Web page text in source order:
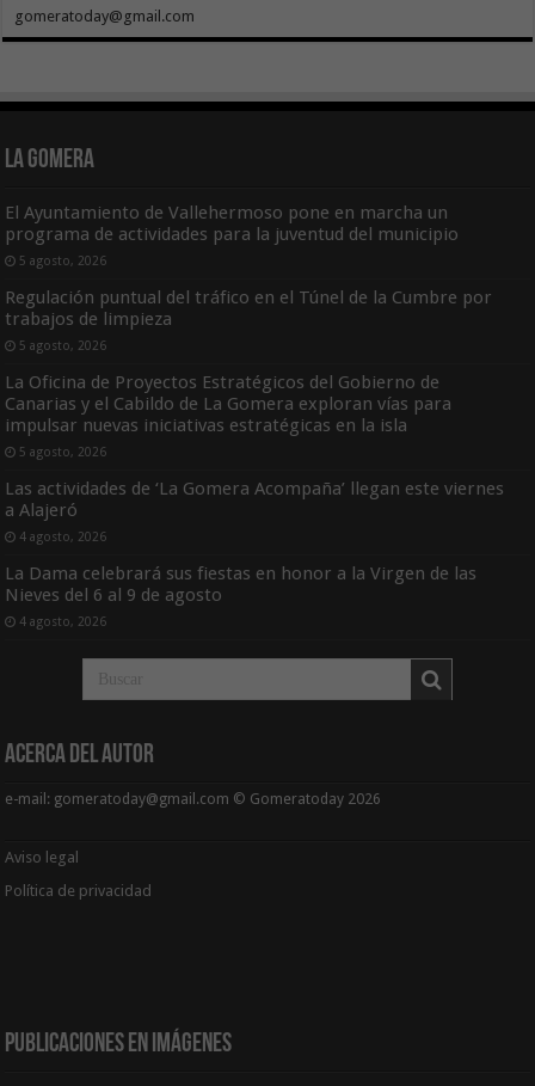
gomeratoday@gmail.com
La Gomera
El Ayuntamiento de Vallehermoso pone en marcha un
programa de actividades para la juventud del municipio
5 agosto, 2026
Regulación puntual del tráfico en el Túnel de la Cumbre por
trabajos de limpieza
5 agosto, 2026
La Oficina de Proyectos Estratégicos del Gobierno de
Canarias y el Cabildo de La Gomera exploran vías para
impulsar nuevas iniciativas estratégicas en la isla
5 agosto, 2026
Las actividades de ‘La Gomera Acompaña’ llegan este viernes
a Alajeró
4 agosto, 2026
La Dama celebrará sus fiestas en honor a la Virgen de las
Nieves del 6 al 9 de agosto
4 agosto, 2026
Acerca del Autor
e-mail: gomeratoday@gmail.com © Gomeratoday 2026
Aviso legal
Política de privacidad
Publicaciones en Imágenes